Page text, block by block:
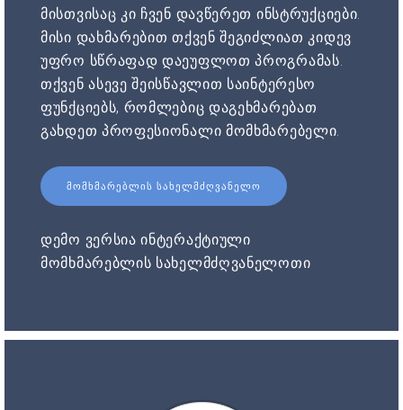
მისთვისაც კი ჩვენ დავწერეთ ინსტრუქციები.
მისი დახმარებით თქვენ შეგიძლიათ კიდევ
უფრო სწრაფად დაეუფლოთ პროგრამას.
თქვენ ასევე შეისწავლით საინტერესო
ფუნქციებს, რომლებიც დაგეხმარებათ
გახდეთ პროფესიონალი მომხმარებელი.
ᲛᲝᲛᲮᲛᲐᲠᲔᲑᲚᲘᲡ ᲡᲐᲮᲔᲚᲛᲫᲦᲕᲐᲜᲔᲚᲝ
დემო ვერსია ინტერაქტიული
მომხმარებლის სახელმძღვანელოთი